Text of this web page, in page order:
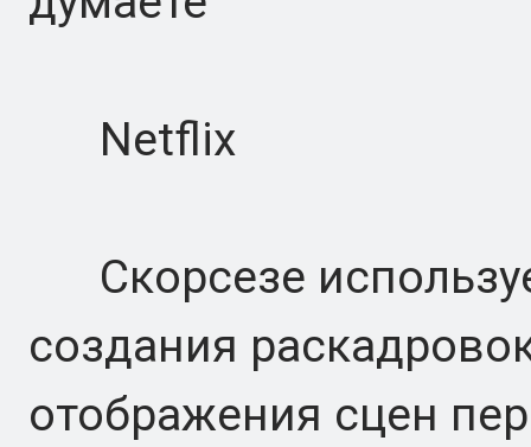
Netflix
Скорсезе
создания
отображения сцен